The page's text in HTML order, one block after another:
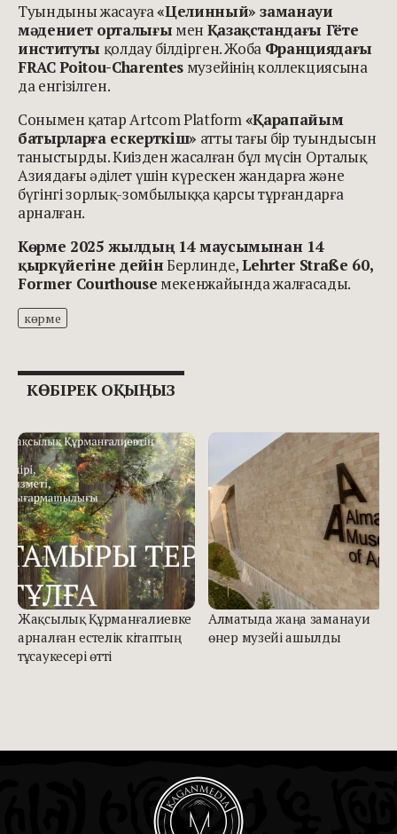
Туындыны жасауға«Целинный» заманауи
мәдениет орталығы мен Қазақстандағы Гёте
институты қолдау білдірген. Жоба Франциядағы
FRAC Poitou-Charentesмузейінің коллекциясына
да енгізілген.
Сонымен қатар Artcom Platform«Қарапайым
батырларға ескерткіш» атты тағы бір туындысын
таныстырды. Киізден жасалған бұл мүсін Орталық
Азиядағы әділет үшін күрескен жандарға және
бүгінгі зорлық-зомбылыққа қарсы тұрғандарға
арналған.
Көрме 2025 жылдың 14 маусымынан 14
қыркүйегіне дейінБерлинде,Lehrter Straße 60,
Former Courthouse мекенжайында жалғасады.
көрме
КӨБІРЕК ОҚЫҢЫЗ
Жақсылық Құрманғалиевке
арналған естелік кітаптың
тұсаукесері өтті
Алматыда жаңа заманауи
өнер музейі ашылды